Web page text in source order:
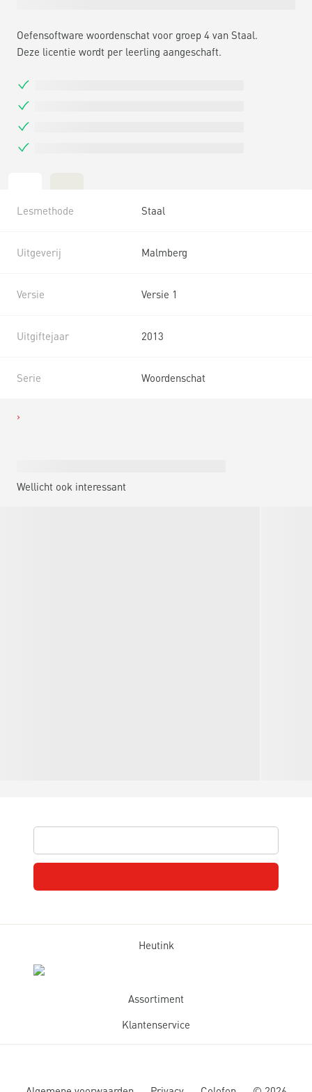
Oefensoftware woordenschat voor groep 4 van Staal.
Deze licentie wordt per leerling aangeschaft.
Lesmethode Staal
Uitgeverij Malmberg
Versie Versie 1
Uitgiftejaar 2013
Serie Woordenschat
Wellicht ook interessant
Heutink
Assortiment
Klantenservice